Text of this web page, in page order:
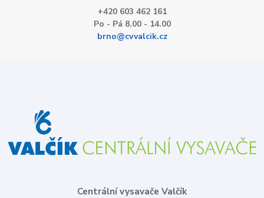
+420 603 462 161
Po - Pá 8.00 - 14.00
brno@cvvalcik.cz
Centrální vysavače Valčík